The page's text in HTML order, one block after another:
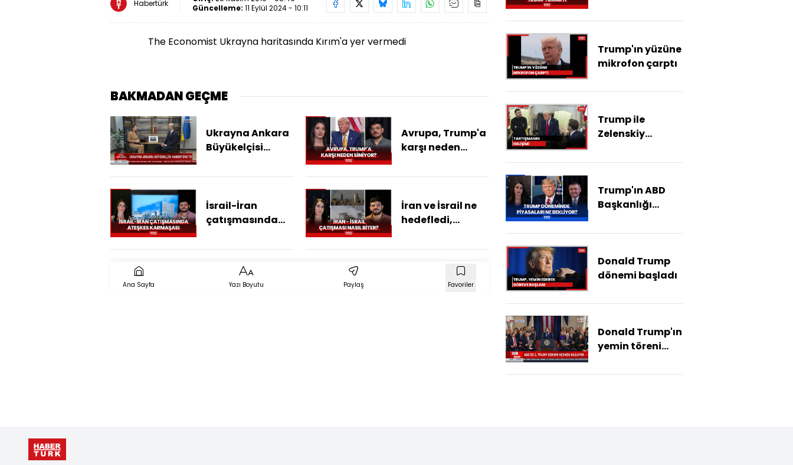
Habertürk
Güncelleme: 11 Eylül 2024 - 10:11
The Economist Ukrayna haritasında Kırım'a yer vermedi
BAKMADAN GEÇME
Ukrayna Ankara
Büyükelçisi
Habertürk'e
Avrupa, Trump'a
karşı neden
İsrail-İran
çatışmasında
karmaşası...
sinirlendi? Kim
kazandı, kim
İran ve İsrail ne
hedefledi,
gününde ne
çatışması nasıl
Ana Sayfa Yazı Boyutu Paylaş Favoriler
var? Kırılma
Trump'ın yüzüne
mikrofon çarptı
Trump ile
Zelenskiy
tartışmanın
Trump'ın ABD
Başkanlığı
piyasaları ne
kripto para,
dolar, borsa ne
Donald Trump
dönemi başladı
Donald Trump'ın
yemin töreni